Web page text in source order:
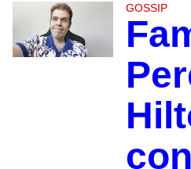
GOSSIP